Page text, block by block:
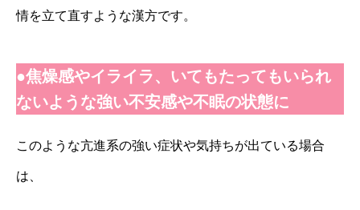
情を立て直すような漢方です。
●焦燥感やイライラ、いてもたってもいられ
ないような強い不安感や不眠の状態に
このような亢進系の強い症状や気持ちが出ている場合
は、